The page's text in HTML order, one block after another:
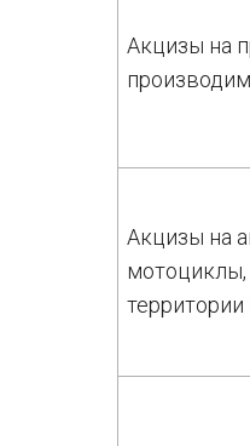
Акцизы на
Акцизы на